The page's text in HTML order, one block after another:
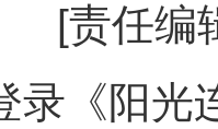
[责任编
录《阳光